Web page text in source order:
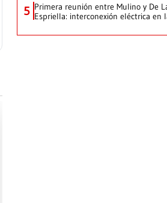
5 Primera reunión entre Mulino y De
Espriella: interconexión eléctrica en